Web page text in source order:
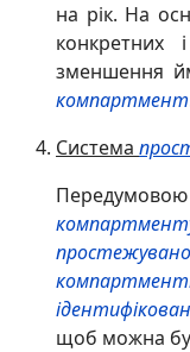
на рік. На
конкретних
зменшення
компартмент
Система
щоб можна